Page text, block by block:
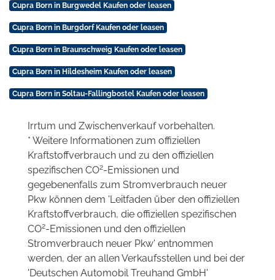
Cupra Born in Burgwedel Kaufen oder leasen
Cupra Born in Burgdorf Kaufen oder leasen
Cupra Born in Braunschweig Kaufen oder leasen
Cupra Born in Hildesheim Kaufen oder leasen
Cupra Born in Soltau-Fallingbostel Kaufen oder leasen
Irrtum und Zwischenverkauf vorbehalten.
* Weitere Informationen zum offiziellen
Kraftstoffverbrauch und zu den offiziellen
spezifischen CO2-Emissionen und
gegebenenfalls zum Stromverbrauch neuer
Pkw können dem 'Leitfaden über den offiziellen
Kraftstoffverbrauch, die offiziellen spezifischen
CO2-Emissionen und den offiziellen
Stromverbrauch neuer Pkw' entnommen
werden, der an allen Verkaufsstellen und bei der
'Deutschen Automobil Treuhand GmbH'